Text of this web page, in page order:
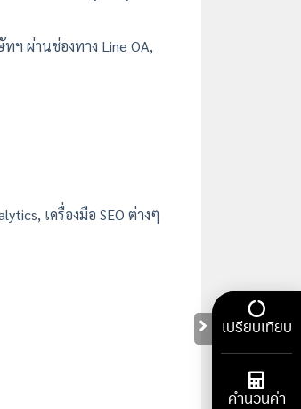
ฯ ผ่านช่องทาง Line OA,
เครื่องมือ SEO ต่างๆ
เปรียบเทียบ
คำนวนค่า